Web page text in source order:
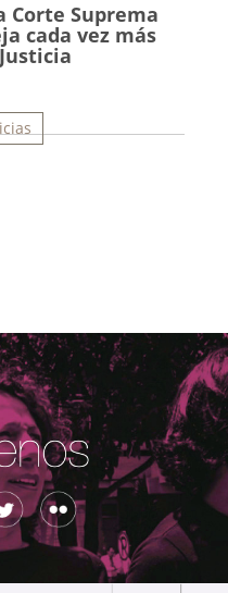
Suprema
cada vez más